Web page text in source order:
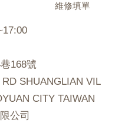
維修填單
168號
SHUANGLIAN VIL
CITY TAIWAN
公司